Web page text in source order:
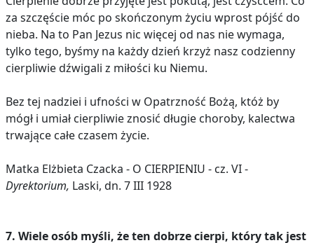
za szczęście móc po skończonym życiu wprost pójść do
nieba. Na to Pan Jezus nic więcej od nas nie wymaga,
tylko tego, byśmy na każdy dzień krzyż nasz codzienny
cierpliwie dźwigali z miłości ku Niemu.
Bez tej nadziei i ufności w Opatrzność Bożą, któż by
mógł i umiał cierpliwie znosić długie choroby, kalectwa
trwające całe czasem życie.
Matka Elżbieta Czacka - O CIERPIENIU - cz. VI -
Dyrektorium, Laski, dn. 7 III 1928
7. Wiele osób myśli, że ten dobrze cierpi, który tak jest